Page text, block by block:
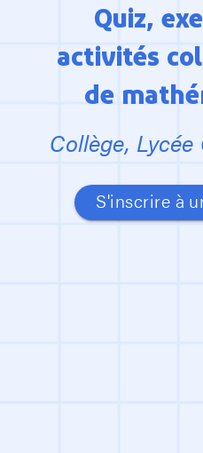
Quiz,
activités
de
Collège, Lycée
S'inscrire à